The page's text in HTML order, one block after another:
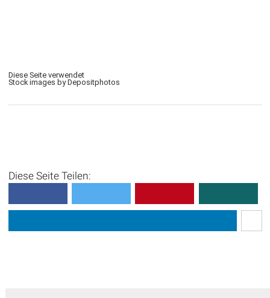
Diese Seite verwendet
Stock images by Depositphotos
Diese Seite Teilen: